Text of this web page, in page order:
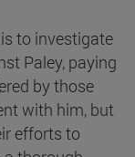
to investigate
Paley, paying
by those
with him, but
efforts to